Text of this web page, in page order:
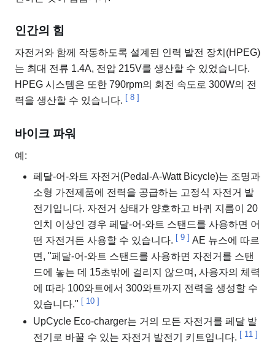
인간의 힘
자전거와 함께 작동하도록 설계된 인력 발전 장치(HPEG)
는 최대 전류 1.4A, 전압 215V를 생산할 수 있었습니다.
HPEG 시스템은 또한 790rpm의 회전 속도로 300W의 전
력을 생산할 수 있습니다. [ 8 ]
바이크 파워
예:
페달-어-와트 자전거(Pedal-A-Watt Bicycle)는 조명과
소형 가전제품에 전력을 공급하는 고정식 자전거 발
전기입니다. 자전거 상태가 양호하고 바퀴 지름이 20
인치 이상인 경우 페달-어-와트 스탠드를 사용하면 어
떤 자전거든 사용할 수 있습니다. [ 9 ] AE 뉴스에 따르
면, "페달-어-와트 스탠드를 사용하면 자전거를 스탠
드에 놓는 데 15초밖에 걸리지 않으며, 사용자의 체력
에 따라 100와트에서 300와트까지 전력을 생성할 수
있습니다." [ 10 ]
UpCycle Eco-charger는 거의 모든 자전거를 페달 발
전기로 바꿀 수 있는 자전거 발전기 키트입니다. [ 11 ]